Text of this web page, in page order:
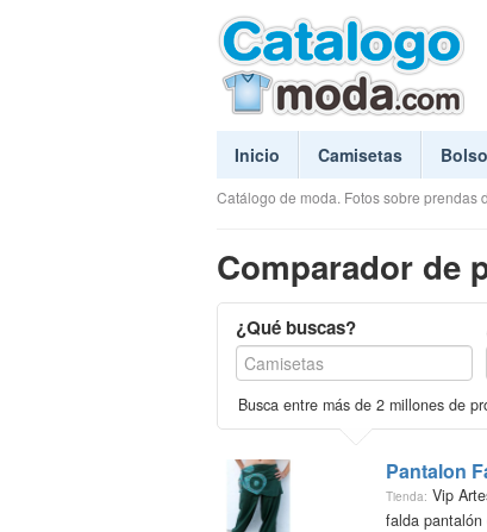
Inicio Camisetas
Catálogo de moda. Fotos sobre prendas
Comparador de
¿Qué buscas?
Busca entre más de 2 millones de
Pantalon
Tienda: Vip
falda pantalón